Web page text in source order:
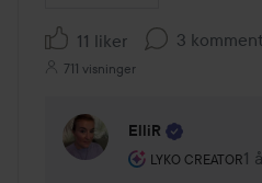
11 liker 3
711 visninger
ElliR
LYKO CREATOR
Brukerens rolle: 1